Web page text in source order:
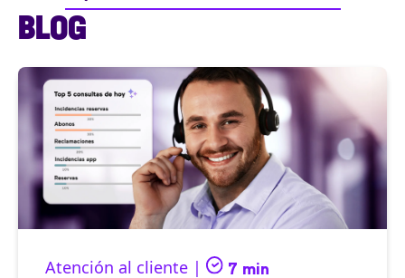
BLOG
Atención al cliente | 7 min